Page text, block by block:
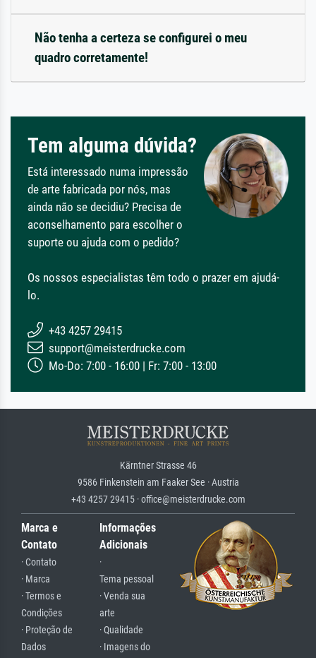
Não tenha a certeza se configurei o meu
quadro corretamente!
Tem alguma dúvida?
Está interessado numa impressão
de arte fabricada por nós, mas
ainda não se decidiu? Precisa de
aconselhamento para escolher o
suporte ou ajuda com o pedido?
Os nossos especialistas têm todo o prazer em ajudá-
lo.
+43 4257 29415
support@meisterdrucke.com
Mo-Do: 7:00 - 16:00 | Fr: 7:00 - 13:00
Kärntner Strasse 46
9586 Finkenstein am Faaker See · Austria
+43 4257 29415 · office@meisterdrucke.com
Marca e
Contato
· Contato
· Marca
· Termos e
Condições
· Proteção de
Dados
Informações
Adicionais
·
Tema pessoal
· Venda sua
arte
· Qualidade
· Imagens do